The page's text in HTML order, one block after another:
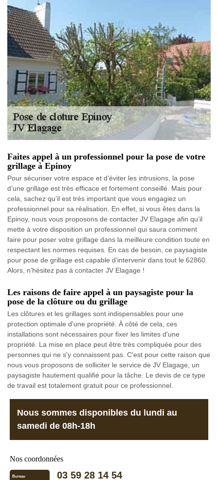
Faites appel à un professionnel pour la pose de votre
grillage à Epinoy
Pour sécuriser votre espace et d’éviter les intrusions, la pose
d’une grillage est très efficace et fortement conseillé. Mais pour
cela, sachez qu’il est très important que vous engagiez un
professionnel pour sa réalisation. En effet, si vous êtes dans la
Epinoy, nous vous proposons de contacter JV Elagage afin qu’il
mette à votre disposition un professionnel qui saura comment
faire pour poser votre grillage dans la meilleure condition toute en
respectant les normes requises. En cas de besoin, ce paysagiste
pour pose de grillage est capable d’intervenir dans tout le 62860.
Alors, n’hésitez pas à contacter JV Elagage !
Les raisons de faire appel à un paysagiste pour la
pose de la clôture ou du grillage
Les clôtures et les grillages sont indispensables pour une
protection optimale d'une propriété. À côté de cela, ces
installations sont nécessaires pour fixer les limites d'une
propriété. La mise en place peut être très compliquée pour des
personnes qui ne s'y connaissent pas. C'est pour cette raison que
nous vous proposons de solliciter le service de JV Elagage, un
paysagiste hautement qualifié pour la tâche. Le devis de ce type
de travail est totalement gratuit pour ce professionnel.
Nous sommes disponibles du lundi au
samedi de 08h-18h
Nos coordonnées
Bureau 03 59 28 14 54